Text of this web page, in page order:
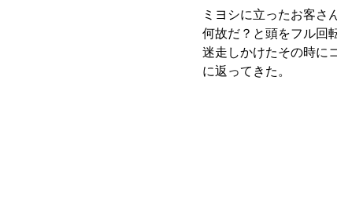
ミヨシに立ったお客さ
何故だ？と頭をフル回
迷走しかけたその時に
に返ってきた。